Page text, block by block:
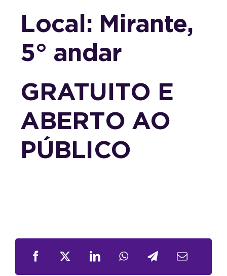
Local: Mirante,
5° andar
GRATUITO E
ABERTO AO
PÚBLICO